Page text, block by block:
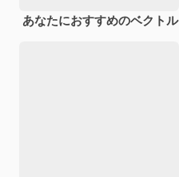
あなたにおすすめのベクトル